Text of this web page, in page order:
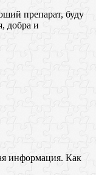
препарат, буду
добра и
информация. Как